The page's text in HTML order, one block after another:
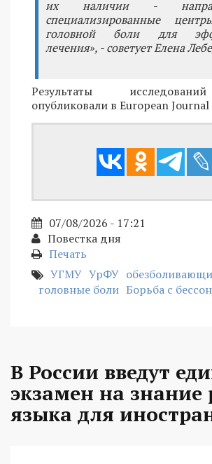
их наличии -
специализированные
головной боли для
лечения», - советует Елена
Результаты
опубликовали в European
07/08/2026 - 17:21
Повестка дня
Печать
УГМУ УрФУ
головные боли Борьба с
В России введут
экзамен на знание
языка для